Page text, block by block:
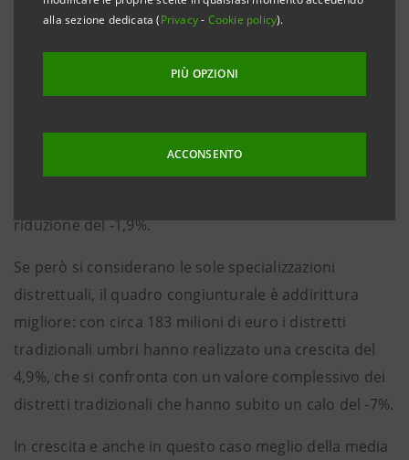
alla sezione dedicata (Privacy- Cookie policy).
PIÙ OPZIONI
ACCONSENTO
Ricerche di Intesa Sanpaolo, ha preso in analisi
innanzitutto i dati di commercio internazionale, che
riduzione del -1,9%.
Se però si considerano le sole specializzazioni
distrettuali, il quadro congiunturale è addirittura
migliore: con circa 183 milioni di euro i distretti
tradizionali umbri hanno realizzato una crescita del
4,9%, che si confronta con un valore complessivo dei
distretti tradizionali che hanno subito un calo del -7%.
In crescita e anche in questo caso meglio della media